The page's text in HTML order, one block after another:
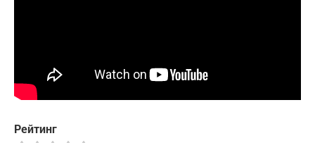
Рейтинг